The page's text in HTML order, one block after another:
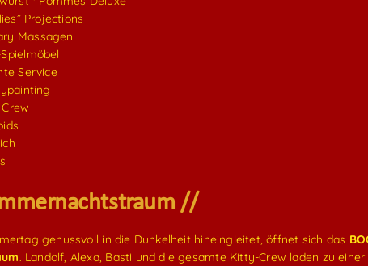
Projections
Massagen
Service
//
genussvoll in die Dunkelheit hineingleitet, öffnet sich das
. Landolf, Alexa, Basti und die gesamte Kitty-Crew laden zu